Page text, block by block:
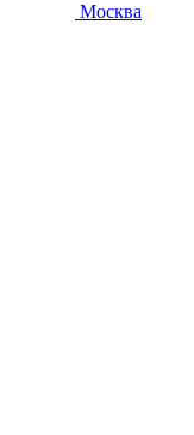
Москва